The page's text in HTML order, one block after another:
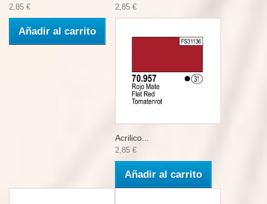
2,85 €
Añadir al carrito
2,85 €
Acrilico...
2,85 €
Añadir al carrito